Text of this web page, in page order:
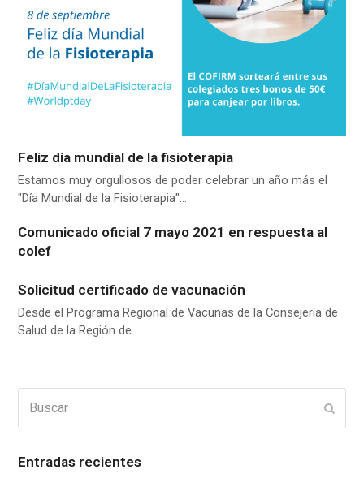
Feliz día mundial de la fisioterapia
Estamos muy orgullosos de poder celebrar un año más el
"Día Mundial de la Fisioterapia"…
Comunicado oficial 7 mayo 2021 en respuesta al
colef
Solicitud certificado de vacunación
Desde el Programa Regional de Vacunas de la Consejería de
Salud de la Región de…
Entradas recientes